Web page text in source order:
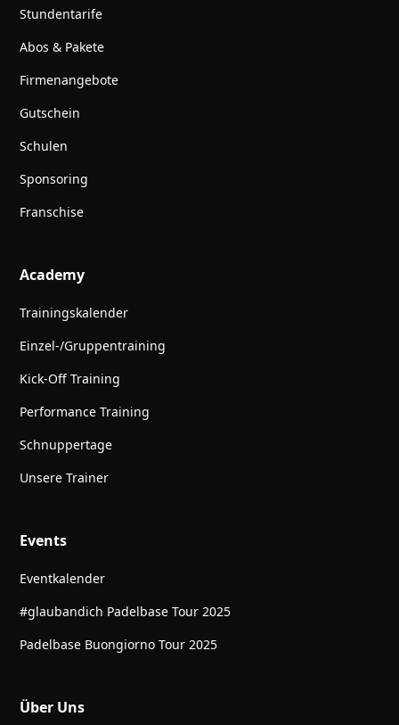
Stundentarife
Abos & Pakete
Firmenangebote
Gutschein
Schulen
Sponsoring
Franschise
Academy
Trainingskalender
Einzel-/Gruppentraining
Kick-Off Training
Performance Training
Schnuppertage
Unsere Trainer
Events
Eventkalender
#glaubandich Padelbase Tour 2025
Padelbase Buongiorno Tour 2025
Über Uns